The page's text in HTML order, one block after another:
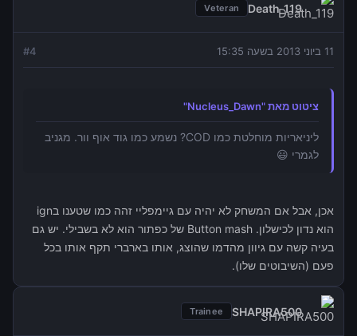
Death_119
Veteran
11 ביוני 2013 בשעה 15:35 #4
ציטוט מאת "Nucleus_Dawn"
ליניאריות מוחלטת כמו COD? נשמע כמו גוד אוף וור. מגניב
לגמרי 😃
אכן, אבל אם המשחק לא יהיה עם גיימפליי זהה כמו שטענו בign
הוא נדון לכישלון. Button mash של כפתור הוא לא בשבילי. יש גם
בעיה קשה עם גיוון מהדמו שהוצג, אותו בארברי תקף אותו בכל
פעם (השיבוטים שלו).
SHAPIRA500
Trainee